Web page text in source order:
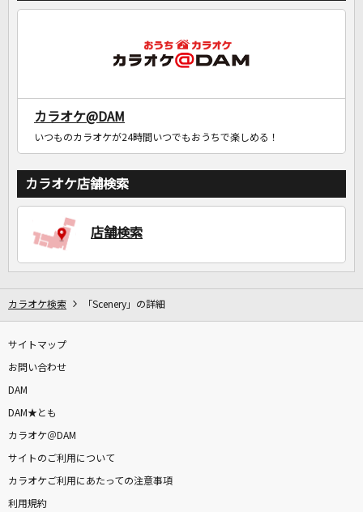
カラオケ@DAM
いつものカラオケが24時間いつでもおうちで楽しめる！
カラオケ店舗検索
店舗検索
カラオケ検索 「Scenery」の詳細
サイトマップ
お問い合わせ
DAM
DAM★とも
カラオケ＠DAM
サイトのご利用について
カラオケご利用にあたっての注意事項
利用規約